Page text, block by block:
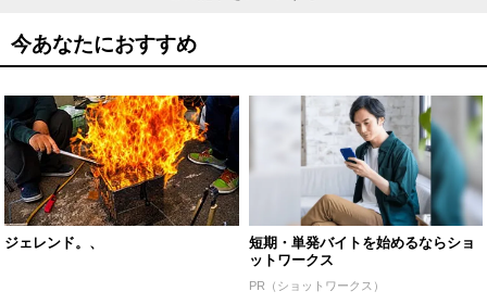
今あなたにおすすめ
ジェレンド。、
短期・単発バイトを始めるならショ
ットワークス
PR（ショットワークス）